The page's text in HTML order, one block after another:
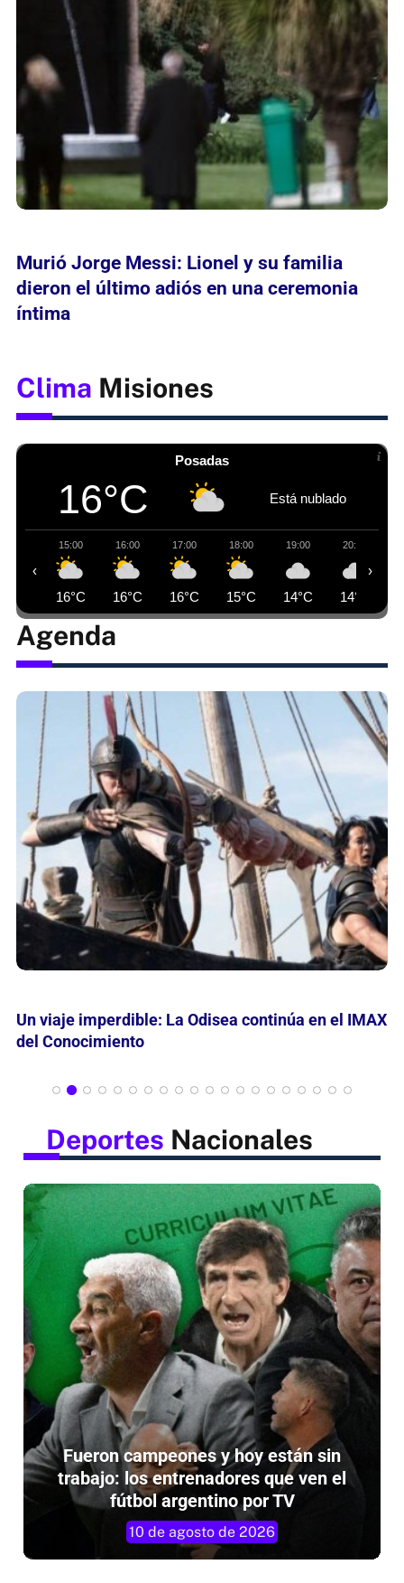
Murió Jorge Messi: Lionel y su familia
dieron el último adiós en una ceremonia
íntima
Clima Misiones
Posadas
16°C Está nublado
15:00
16°C
16:00
16°C
17:00
16°C
18:00
15°C
19:00
14°C
20:00
14°C
‹ ›
Agenda
Mes de las Infancias: Curiosamente invita leer,
jugar y descubrir
Deportes Nacionales
Fueron campeones y hoy están sin
trabajo: los entrenadores que ven el
fútbol argentino por TV
10 de agosto de 2026